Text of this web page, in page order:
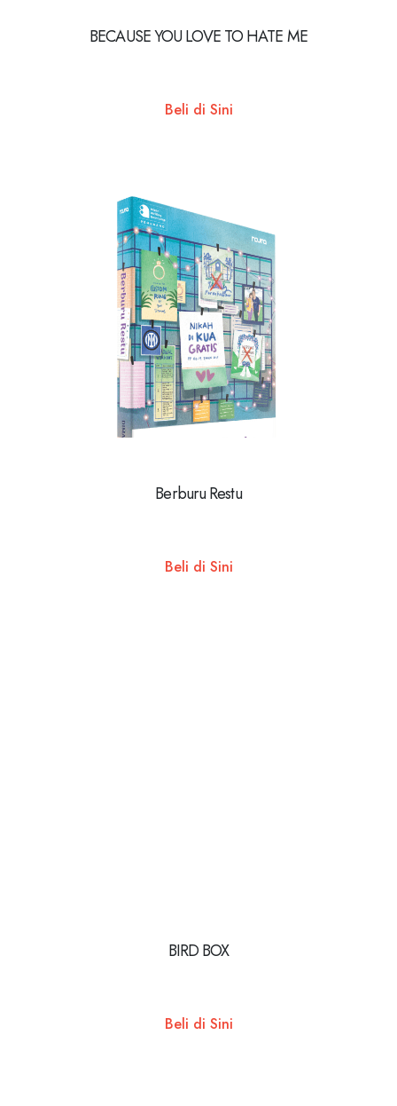
BECAUSE YOU LOVE TO HATE ME
Beli di Sini
Berburu Restu
Beli di Sini
BIRD BOX
Beli di Sini